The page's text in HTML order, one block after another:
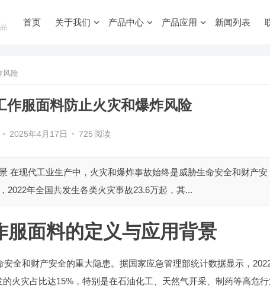
首页 关于我们 产品中心 产品应用 新闻列表
风险
作服面料防止火灾和爆炸风险
• 2025年4月17日 • 725 阅读
在现代工业生产中，火灾和爆炸事故始终是威胁生命安全和财产安
2022年全国共发生各类火灾事故23.6万起，其...
面料的定义与应用背景
全和财产安全的重大隐患。据国家应急管理部统计数据显示，
火灾占比达15%，特别是在石油化工、天然气开采、制药等高危